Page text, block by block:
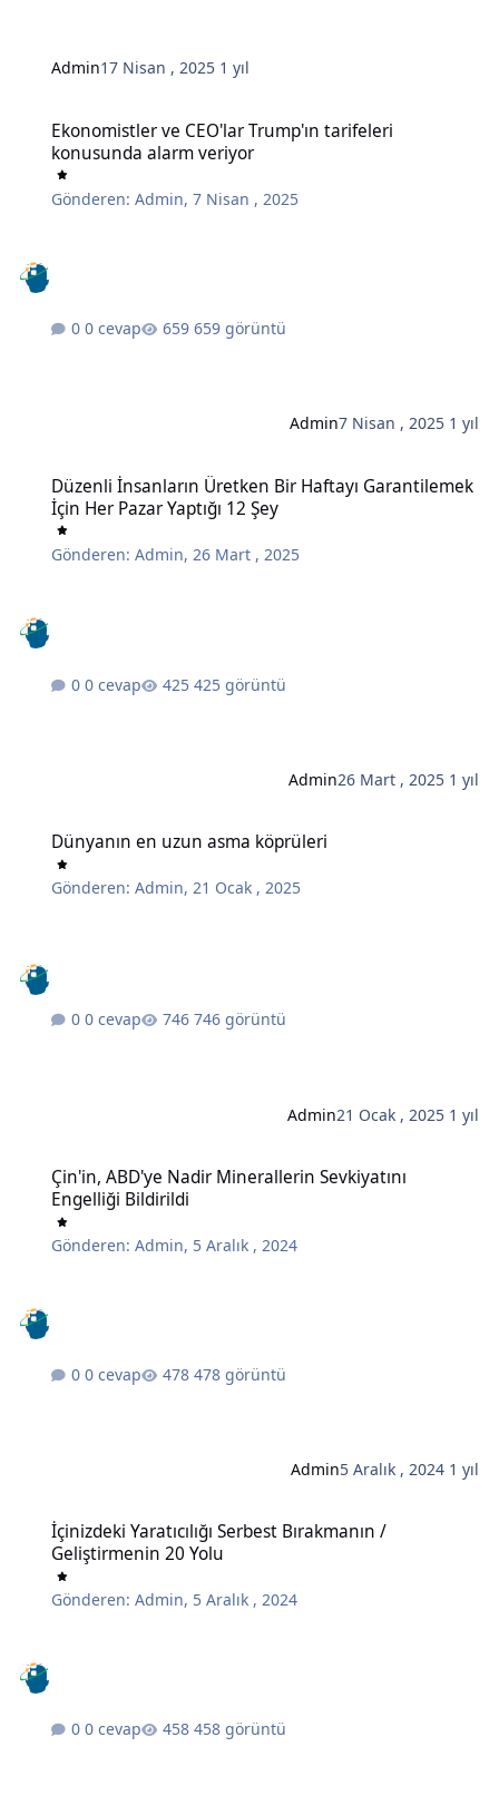
Admin17 Nisan , 2025 1 yıl
Ekonomistler ve CEO'lar Trump'ın tarifeleri
konusunda alarm veriyor
Gönderen:Admin,7 Nisan , 2025
0 cevap 659 görüntü
Admin7 Nisan , 2025 1 yıl
Düzenli İnsanların Üretken Bir Haftayı Garantilemek
İçin Her Pazar Yaptığı 12 Şey
Gönderen:Admin, 26 Mart , 2025
0 cevap 425 görüntü
Admin26 Mart , 2025 1 yıl
Dünyanın en uzun asma köprüleri
Gönderen:Admin,21 Ocak , 2025
0 cevap 746 görüntü
Admin21 Ocak , 2025 1 yıl
Çin'in, ABD'ye Nadir Minerallerin Sevkiyatını
Engelliği Bildirildi
Gönderen:Admin, 5 Aralık , 2024
0 cevap 478 görüntü
Admin5 Aralık , 2024 1 yıl
İçinizdeki Yaratıcılığı Serbest Bırakmanın /
Geliştirmenin 20 Yolu
Gönderen:Admin, 5 Aralık , 2024
0 cevap 458 görüntü